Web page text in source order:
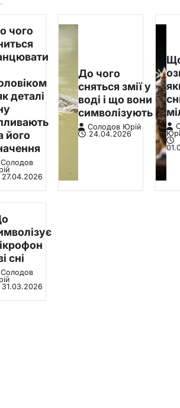
чого
деталі
його
Солодов
27.04.2026
До чого
сняться змії у
воді і що вони
символізують
Солодов Юрій
24.04.2026
сні
Солодов
31.03.2026